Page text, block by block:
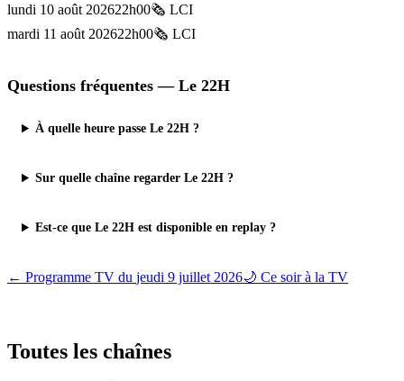
lundi 10 août 202622h00🗞️ LCI
mardi 11 août 202622h00🗞️ LCI
Questions fréquentes — Le 22H
À quelle heure passe Le 22H ?
Sur quelle chaîne regarder Le 22H ?
Est-ce que Le 22H est disponible en replay ?
← Programme TV du jeudi 9 juillet 2026🌙 Ce soir à la TV
Toutes les chaînes